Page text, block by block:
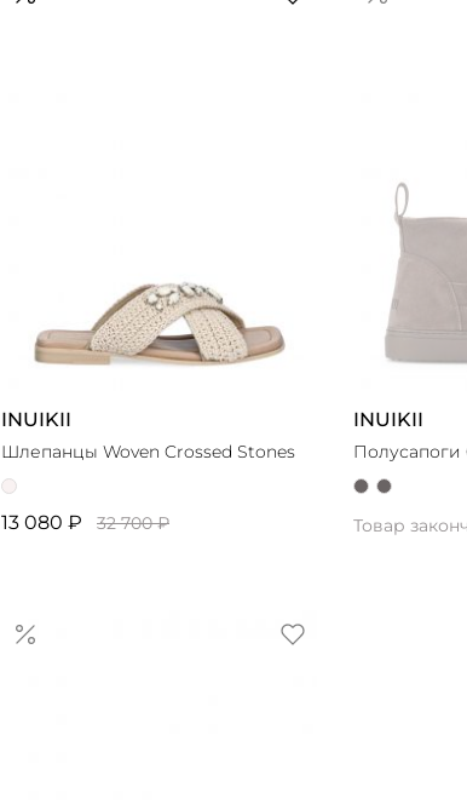
INUIKII
Шлепанцы Woven Crossed Stones
13 080 ₽ 32 700 ₽
INUIKII
Полусапоги
Товар